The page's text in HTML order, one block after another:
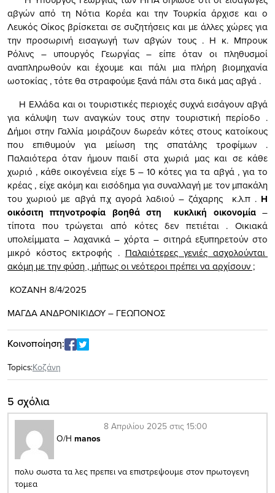
αβγών από τη Νότια Κορέα και την Τουρκία άρχισε και ο
Λευκός Οίκος βρίσκεται σε συζητήσεις και με άλλες χώρες για
την προσωρινή εισαγωγή των αβγών τους . Η κ. Μπρουκ
Ρόλινς – υπουργός Γεωργίας – είπε όταν οι πληθυσμοί
αναπληρωθούν και έχουμε και πάλι μια πλήρη βιομηχανία
ωοτοκίας , τότε θα στραφούμε ξανά πάλι στα δικά μας αβγά .
Η Ελλάδα και οι τουριστικές περιοχές συχνά εισάγουν αβγά
για κάλυψη των αναγκών τους στην τουριστική περίοδο .
Δήμοι στην Γαλλία μοιράζουν δωρεάν κότες στους κατοίκους
που επιθυμούν για μείωση της σπατάλης τροφίμων .
Παλαιότερα όταν ήμουν παιδί στα χωριά μας και σε κάθε
χωριό , κάθε οικογένεια είχε 5 – 10 κότες για τα αβγά , για το
κρέας , είχε ακόμη και εισόδημα για συναλλαγή με τον μπακάλη
του χωριού με αβγά π.χ αγορά λαδιού – ζάχαρης κ.λ.π . Η
οικόσιτη πτηνοτροφία βοηθά στη κυκλική οικονομία–
τίποτα που τρώγεται από κότες δεν πετιέται . Οικιακά
υπολείμματα – λαχανικά – χόρτα – σιτηρά εξυπηρετούν στο
μικρό κόστος εκτροφής . Παλαιότερες γενιές ασχολούνται
ακόμη με την φύση , μήπως οι νεότεροι πρέπει να αρχίσουν ;
ΚΟΖΑΝΗ 8/4/2025
ΜΑΓΔΑ ΑΝΔΡΟΝΙΚΙΔΟΥ – ΓΕΩΠΟΝΟΣ
Κοινοποίηση:
Topics:Κοζάνη
5 σχόλια
Ο/Η manos
8 Απριλίου 2025 στις 15:00
πολυ σωστα τα λες πρεπει να επιστρεψουμε στον πρωτογενη
τομεα